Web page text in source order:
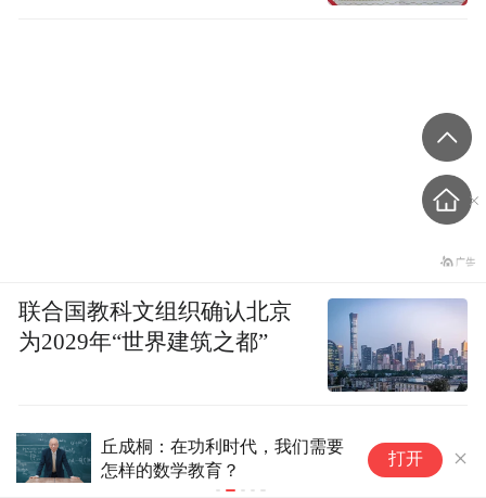
丘成桐：在功利时代，我们需要
怎样的数学教育？
打开
联合国教科文组织确认北京
为2029年“世界建筑之都”